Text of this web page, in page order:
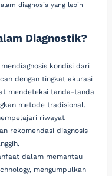
diagnosis yang lebih
Diagnostik?
kondisi dari
dengan tingkat akurasi
mendeteksi tanda-tanda
metode tradisional.
riwayat
rekomendasi diagnosis
dalam memantau
mengumpulkan